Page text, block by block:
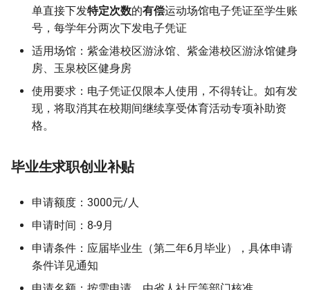
单直接下发特定次数的有偿运动场馆电子凭证至学生账
号，每学年分两次下发电子凭证
适用场馆：紫金港校区游泳馆、紫金港校区游泳馆健身
房、玉泉校区健身房
使用要求：电子凭证仅限本人使用，不得转让。如有发
现，将取消其在校期间继续享受体育活动专项补助资
格。
毕业生求职创业补贴
申请额度：3000元/人
申请时间：8-9月
申请条件：应届毕业生（第二年6月毕业），具体申请
条件详见通知